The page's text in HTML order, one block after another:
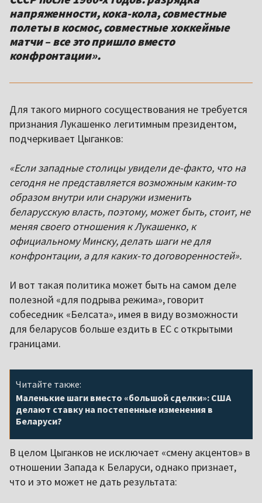
напряженности, кока-кола, совместные
полеты в космос, совместные хоккейные
матчи – все это пришло вместо
конфронтации».
Для такого мирного сосуществования не требуется
признания Лукашенко легитимным президентом,
подчеркивает Цыганков:
«Если западные столицы увидели де-факто, что на
сегодня не представляется возможным каким-то
образом внутри или снаружи изменить
беларусскую власть, поэтому, может быть, стоит, не
меняя своего отношения к Лукашенко, к
официальному Минску, делать шаги не для
конфронтации, а для каких-то договоренностей».
И вот такая политика может быть на самом деле
полезной «для подрыва режима», говорит
собеседник «Белсата», имея в виду возможности
для беларусов больше ездить в ЕС с открытыми
границами.
Читайте также:
Маленькие шаги вместо «большой сделки»: США
делают ставку на постепенные изменения в
Беларуси?
В целом Цыганков не исключает «смену акцентов» в
отношении Запада к Беларуси, однако признает,
что и это может не дать результата: